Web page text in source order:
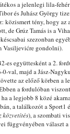
a jelenlegi lila-
és Juhász György
közismert tény, hogy
de Grúz Tamás is a
szezonban
Vasiljevićre gondolni).
együttesként a 2.
val, majd a Jász-
az előző körben a
a fordulóban
a legjobb 8 közé
a találkozót a Sport1
közvetítés), a szombati
függvényében választ